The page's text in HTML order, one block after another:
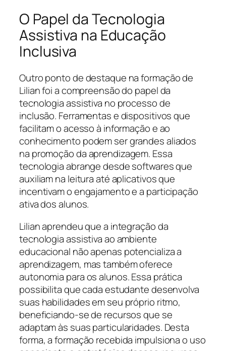
O Papel da Tecnologia
Assistiva na Educação
Inclusiva
Outro ponto de destaque na formação de
Lilian foi a compreensão do papel da
tecnologia assistiva no processo de
inclusão. Ferramentas e dispositivos que
facilitam o acesso à informação e ao
conhecimento podem ser grandes aliados
na promoção da aprendizagem. Essa
tecnologia abrange desde softwares que
auxiliam na leitura até aplicativos que
incentivam o engajamento e a participação
ativa dos alunos.
Lilian aprendeu que a integração da
tecnologia assistiva ao ambiente
educacional não apenas potencializa a
aprendizagem, mas também oferece
autonomia para os alunos. Essa prática
possibilita que cada estudante desenvolva
suas habilidades em seu próprio ritmo,
beneficiando-se de recursos que se
adaptam às suas particularidades. Desta
forma, a formação recebida impulsiona o uso